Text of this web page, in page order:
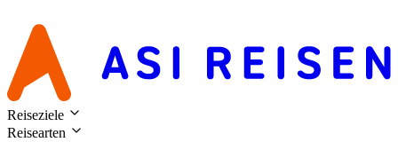
Reiseziele
Reisearten